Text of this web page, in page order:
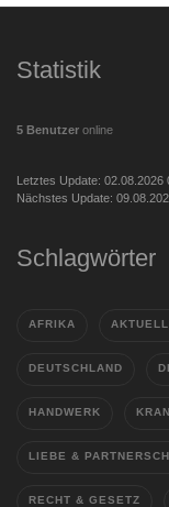
Statistik
5 Benutzer online
Letztes Update: 02.08.2026
Nächstes Update:
Schlagwörter
AFRIKA
DEUTSCHLAND
HANDWERK
LIEBE &
RECHT & GESETZ